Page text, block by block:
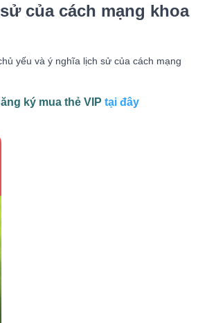
của cách mạng khoa
yếu và ý nghĩa lịch sử của cách mạng
ký mua thẻ VIPtại đây